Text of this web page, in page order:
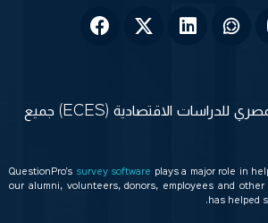
© 2026 - المركز المصري للدراسات الاقتصادية (ECES) جميع
QuestionPro’s survey software
plays a major role in
our alumni, volunteers, donors, employees and
has helped